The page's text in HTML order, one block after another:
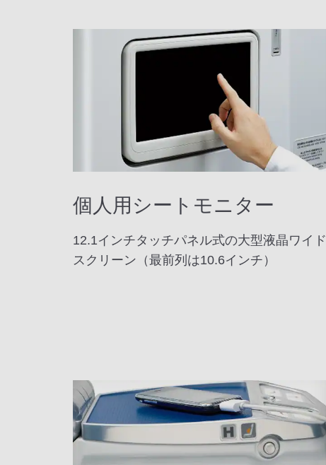
個人用シートモニター
12.1インチタッチパネル式の大型液晶ワイド
スクリーン（最前列は10.6インチ）